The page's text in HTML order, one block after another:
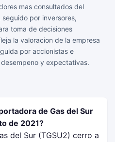
mas consultados del
por inversores,
toma de decisiones
la valoracion de la empresa
por accionistas e
y expectativas.
de Gas del Sur
de 2021?
del Sur (TGSU2) cerro a